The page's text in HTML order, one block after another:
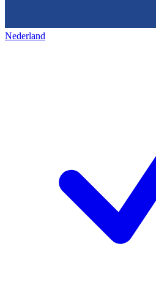
Nederland